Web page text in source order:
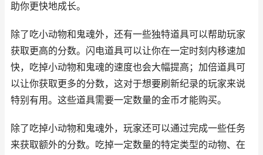
助你更快地成长。
除了吃小动物和鬼魂外，还有一些独特道具可以帮助玩家
获取更高的分数。闪电道具可以让你在一定时刻内移速加
快，吃掉小动物和鬼魂的速度也会大幅提高；加倍道具可
以让你获取更多的分数，这对于想要刷新纪录的玩家来说
特别有用。这些道具需要一定数量的金币才能购买。
除了吃掉小动物和鬼魂外，玩家还可以通过完成一些任务
来获取额外的分数。吃掉一定数量的特定类型的动物、在